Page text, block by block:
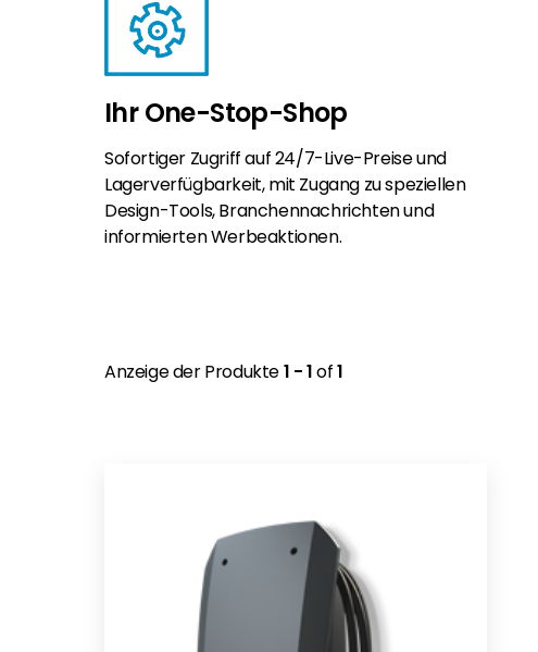
Ihr One-Stop-Shop
Sofortiger Zugriff auf 24/7-Live-Preise und
Lagerverfügbarkeit, mit Zugang zu speziellen
Design-Tools, Branchennachrichten und
informierten Werbeaktionen.
Anzeige der Produkte1 - 1of1